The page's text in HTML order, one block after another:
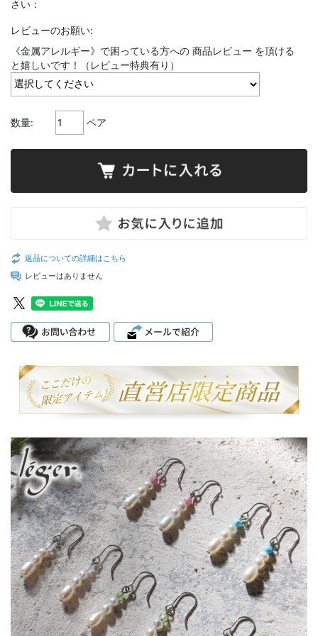
さい：
レビューのお願い:
《金属アレルギー》で困っている方への 商品レビュー を頂ける
と嬉しいです！（レビュー特典有り）
数量: ペア
返品についての詳細はこちら
レビューはありません